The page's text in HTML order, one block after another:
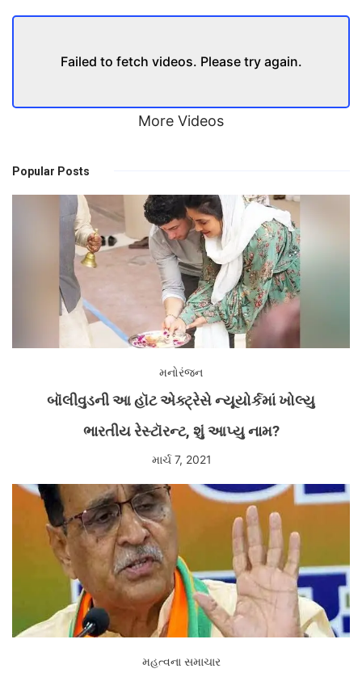
Failed to fetch videos. Please try again.
More Videos
Popular Posts
મનોરંજન
બૉલીવુડની આ હૉટ એક્ટ્રેસે ન્યૂયોર્કમાં ખોલ્યુ
ભારતીય રેસ્ટૉરન્ટ, શું આપ્યુ નામ?
માર્ચ 7, 2021
મહત્વના સમાચાર